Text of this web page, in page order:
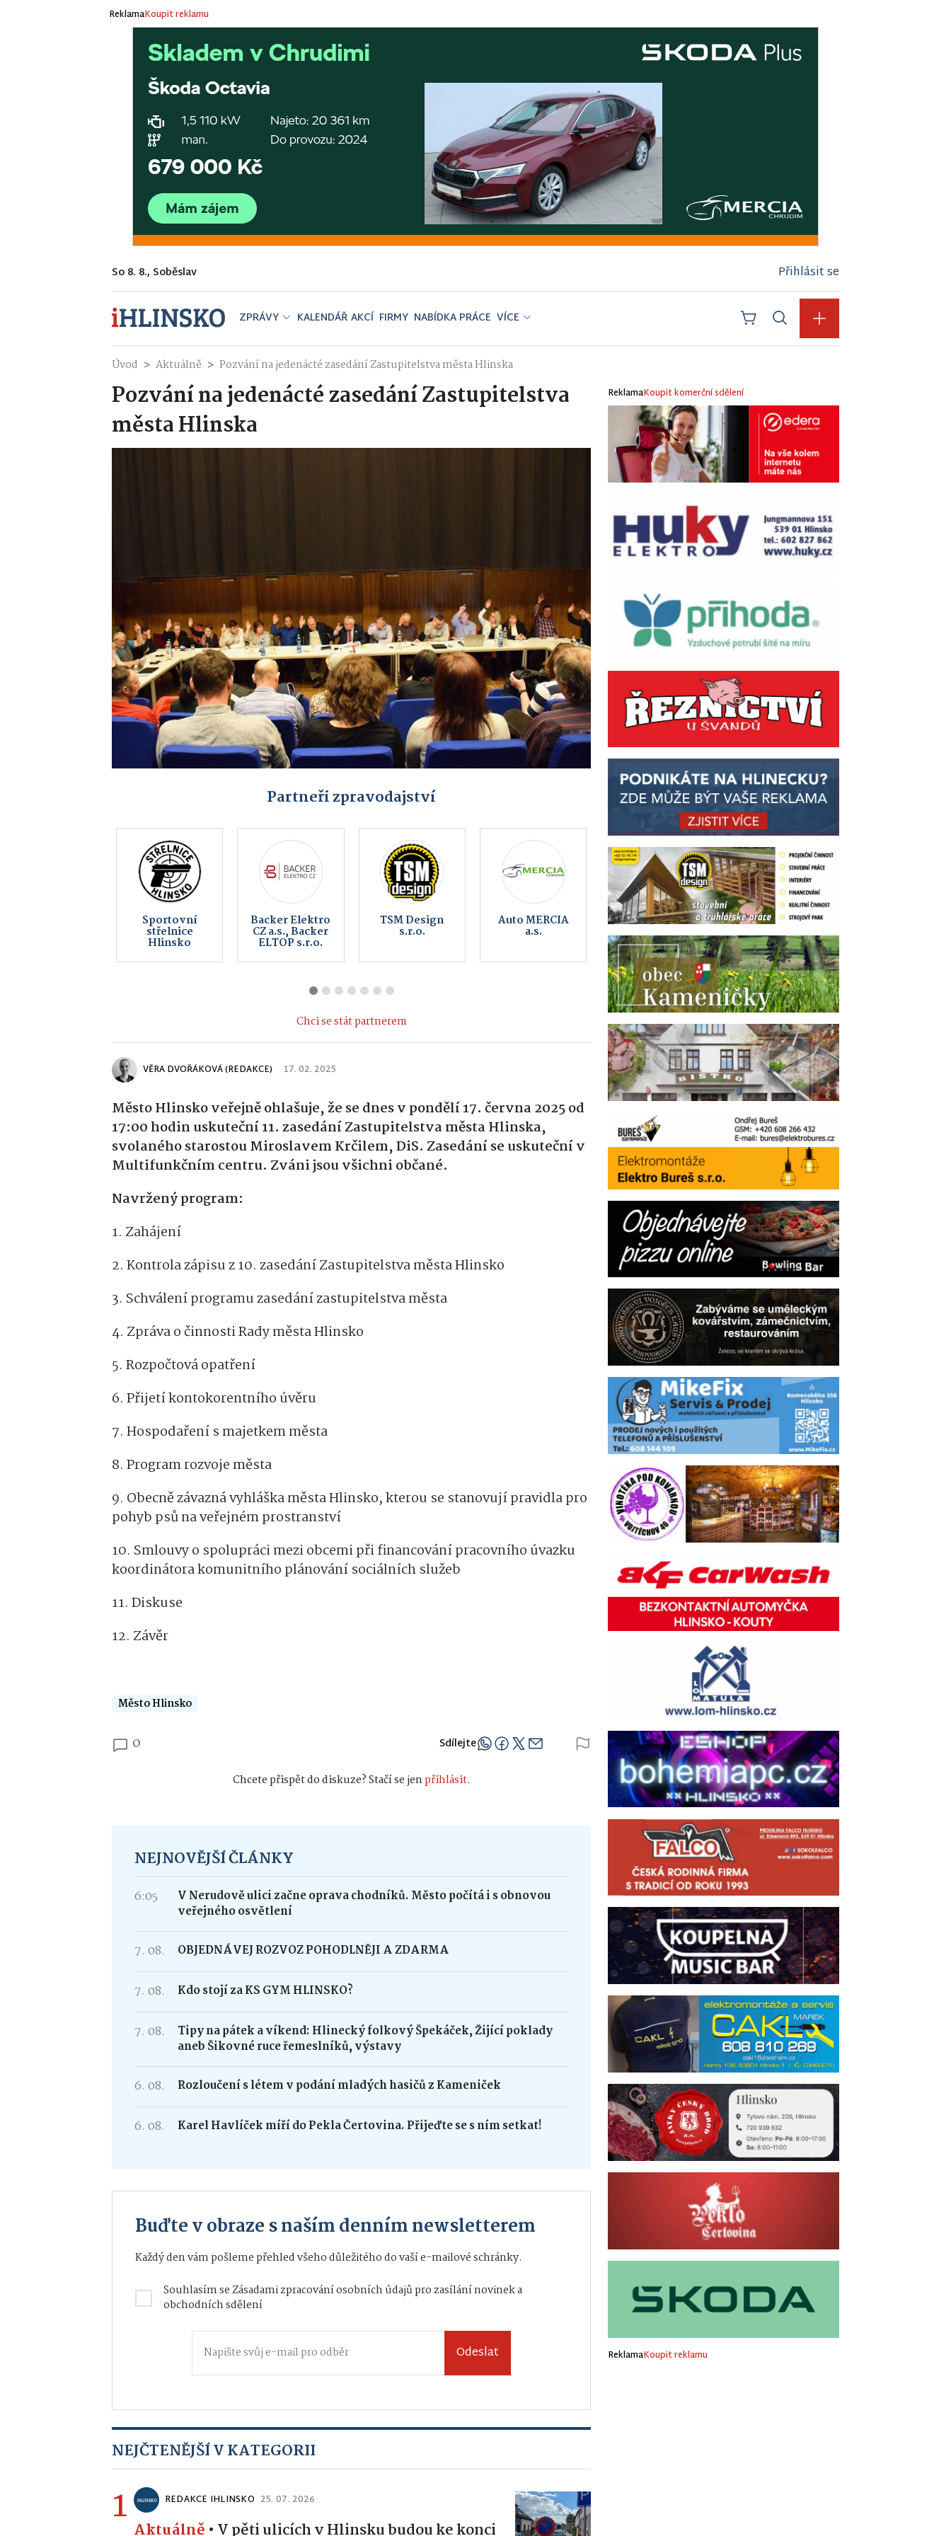
ReklamaKoupit reklamu
So 8. 8., Soběslav Přihlásit se
ZPRÁVY KALENDÁŘ AKCÍ FIRMY NABÍDKA PRÁCE VÍCE
Úvod Aktuálně Pozvání na jedenácté zasedání Zastupitelstva města Hlinska
Pozvání na jedenácté zasedání Zastupitelstva
města Hlinska
Partneři zpravodajství
Jatky Český
Brod a.s. |
Hlinsko
Vinotéka Pod
Kovárnou
Obec
Kameničky
Řeznictví U
Švandů
Chci se stát partnerem
VĚRA DVOŘÁKOVÁ (REDAKCE) 17. 02. 2025
Město Hlinsko veřejně ohlašuje, že se dnes v pondělí 17. června 2025 od
17:00 hodin uskuteční 11. zasedání Zastupitelstva města Hlinska,
svolaného starostou Miroslavem Krčilem, DiS. Zasedání se uskuteční v
Multifunkčním centru. Zváni jsou všichni občané.
Navržený program:
1. Zahájení
2. Kontrola zápisu z 10. zasedání Zastupitelstva města Hlinsko
3. Schválení programu zasedání zastupitelstva města
4. Zpráva o činnosti Rady města Hlinsko
5. Rozpočtová opatření
6. Přijetí kontokorentního úvěru
7. Hospodaření s majetkem města
8. Program rozvoje města
9. Obecně závazná vyhláška města Hlinsko, kterou se stanovují pravidla pro
pohyb psů na veřejném prostranství
10. Smlouvy o spolupráci mezi obcemi při financování pracovního úvazku
koordinátora komunitního plánování sociálních služeb
11. Diskuse
12. Závěr
Město Hlinsko
0 Sdílejte
Chcete přispět do diskuze? Stačí se jenpřihlásit.
NEJNOVĚJŠÍ ČLÁNKY
6:05
V Nerudově ulici začne oprava chodníků. Město počítá i s obnovou
veřejného osvětlení
7. 08. OBJEDNÁVEJ ROZVOZ POHODLNĚJI A ZDARMA
7. 08. Kdo stojí za KS GYM HLINSKO?
7. 08.
Tipy na pátek a víkend: Hlinecký folkový Špekáček, Žijící poklady
aneb Šikovné ruce řemeslníků, výstavy
6. 08. Rozloučení s létem v podání mladých hasičů z Kameniček
6. 08. Karel Havlíček míří do Pekla Čertovina. Přijeďte se s ním setkat!
Buďte v obraze s naším denním newsletterem
Každý den vám pošleme přehled všeho důležitého do vaší e-mailové schránky.
Souhlasím seZásadami zpracování osobních údajůpro zasílání novinek a
obchodních sdělení
Odeslat
NEJČTENĚJŠÍ V KATEGORII
1 REDAKCE IHLINSKO 25. 07. 2026
Aktuálně • V pěti ulicích v Hlinsku budou ke konci
ReklamaKoupit komerční sdělení
ReklamaKoupit reklamu